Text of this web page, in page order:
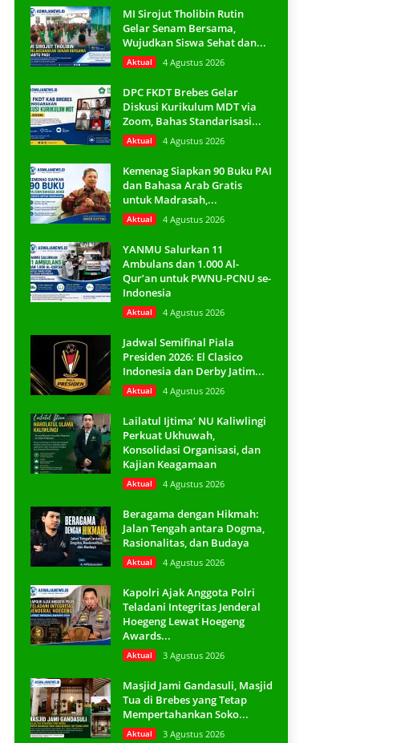
MI Sirojut Tholibin Rutin
Gelar Senam Bersama,
Wujudkan Siswa Sehat dan...
Aktual 4 Agustus 2026
DPC FKDT Brebes Gelar
Diskusi Kurikulum MDT via
Zoom, Bahas Standarisasi...
Aktual 4 Agustus 2026
Kemenag Siapkan 90 Buku PAI
dan Bahasa Arab Gratis
untuk Madrasah,...
Aktual 4 Agustus 2026
YANMU Salurkan 11
Ambulans dan 1.000 Al-
Qur’an untuk PWNU-PCNU se-
Indonesia
Aktual 4 Agustus 2026
Jadwal Semifinal Piala
Presiden 2026: El Clasico
Indonesia dan Derby Jatim...
Aktual 4 Agustus 2026
Lailatul Ijtima’ NU Kaliwlingi
Perkuat Ukhuwah,
Konsolidasi Organisasi, dan
Kajian Keagamaan
Aktual 4 Agustus 2026
Beragama dengan Hikmah:
Jalan Tengah antara Dogma,
Rasionalitas, dan Budaya
Aktual 4 Agustus 2026
Kapolri Ajak Anggota Polri
Teladani Integritas Jenderal
Hoegeng Lewat Hoegeng
Awards...
Aktual 3 Agustus 2026
Masjid Jami Gandasuli, Masjid
Tua di Brebes yang Tetap
Mempertahankan Soko...
Aktual 3 Agustus 2026